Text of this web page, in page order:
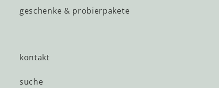
geschenke & probierpakete
kontakt
suche